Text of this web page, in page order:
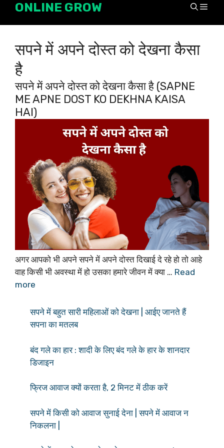
SkipONLINE GROW
सपने में अपने दोस्त को देखना कैसा
है
सपने में अपने दोस्त को देखना कैसा है (SAPNE
ME APNE DOST KO DEKHNA KAISA
HAI)
अगर आपको भी अपने सपने में अपने दोस्त दिखाई दे रहे हो तो आहे
वाह किसी भी अवस्था में हो उसका हमारे जीवन में क्या … Read
more
सपने में बहुत सारी महिलाओं को देखना | आईए जानते हैं
सपना का मतलब
बंद गले का हार : शादी के लिए बंद गले के हार के शानदार
डिजाइन
फ्रिज आवाज क्यों करता है, 2 मिनट में ठीक करें
सपने में किसी को आवाज सुनाई देना | सपने में आवाज न
निकलना |